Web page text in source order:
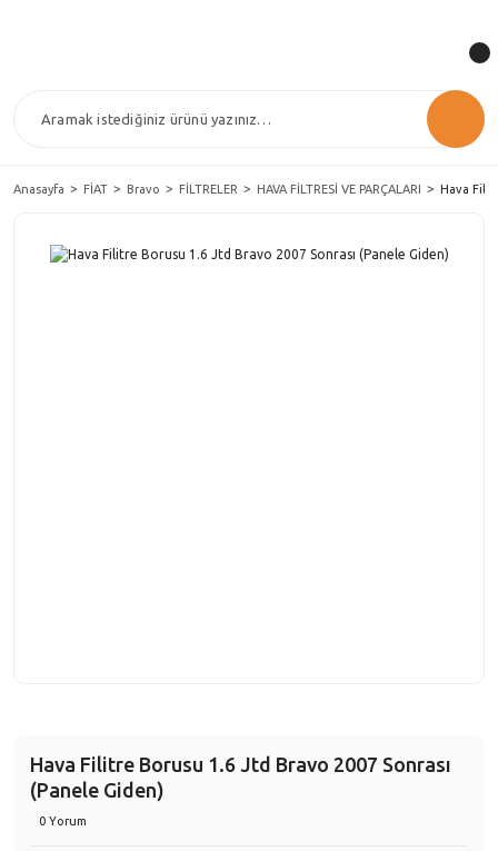
Anasayfa FİAT Bravo FİLTRELER HAVA FİLTRESİ VE PARÇALARI Hava
Hava Filitre Borusu 1.6 Jtd Bravo 2007 Sonrası
(Panele Giden)
0 Yorum